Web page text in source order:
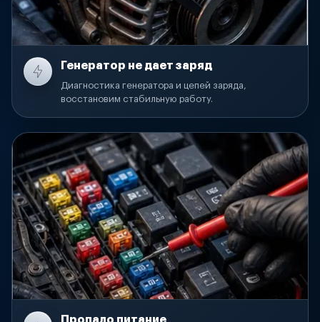
Генератор не дает заряд
Диагностика генератора и цепей заряда,
восстановим стабильную работу.